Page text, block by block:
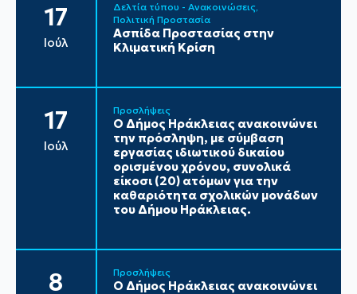
17
Ιούλ
Δελτία τύπου - Ανακοινώσεις
Πολιτική Προστασία
Ασπίδα Προστασίας στην
Κλιματική Κρίση
17
Ιούλ
Προσλήψεις
Ο Δήμος Ηράκλειας ανακοινώνει
την πρόσληψη, με σύμβαση
εργασίας ιδιωτικού δικαίου
ορισμένου χρόνου, συνολικά
είκοσι (20) ατόμων για την
καθαριότητα σχολικών μονάδων
του Δήμου Ηράκλειας.
8 Προσλήψεις
Ο Δήμος Ηράκλειας ανακοινώνει